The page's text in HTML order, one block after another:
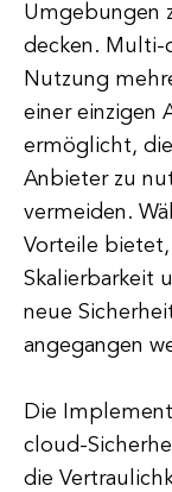
Umgebungen
decken. Multi-
Nutzung
einer einzigen
ermöglicht,
Anbieter zu
vermeiden.
Vorteile
Skalierbarkeit
neue
angegangen
Die
cloud-
die